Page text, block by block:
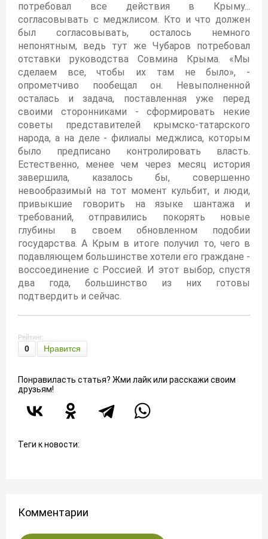
потребовал все действия в Крыму...
согласовывать с меджлисом. Кто и что должен
был согласовывать, осталось немного
непонятным, ведь тут же Чубаров потребовал
отставки руководства Совмина Крыма. «Мы
сделаем все, чтобы их там не было», -
опрометчиво пообещал он. Невыполненной
осталась и задача, поставленная уже перед
своими сторонниками - сформировать некие
советы представителей крымско-татарского
народа, а на деле - филиалы меджлиса, которым
было предписано контролировать власть.
Естественно, менее чем через месяц история
завершила, казалось бы, совершенно
невообразимый на тот момент кульбит, и люди,
привыкшие говорить на языке шантажа и
требований, отправились покорять новые
глубины в своем обновленном подобии
государства. А Крым в итоге получил то, чего в
подавляющем большинстве хотели его граждане -
воссоединение с Россией. И этот выбор, спустя
два года, большинство из них готовы
подтвердить и сейчас.
Рейтинг:
0 Нравится
Понравиласть статья? Жми лайк или расскажи своим
друзьям!
Теги к новости:
Комментарии